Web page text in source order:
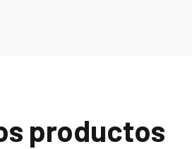
productos